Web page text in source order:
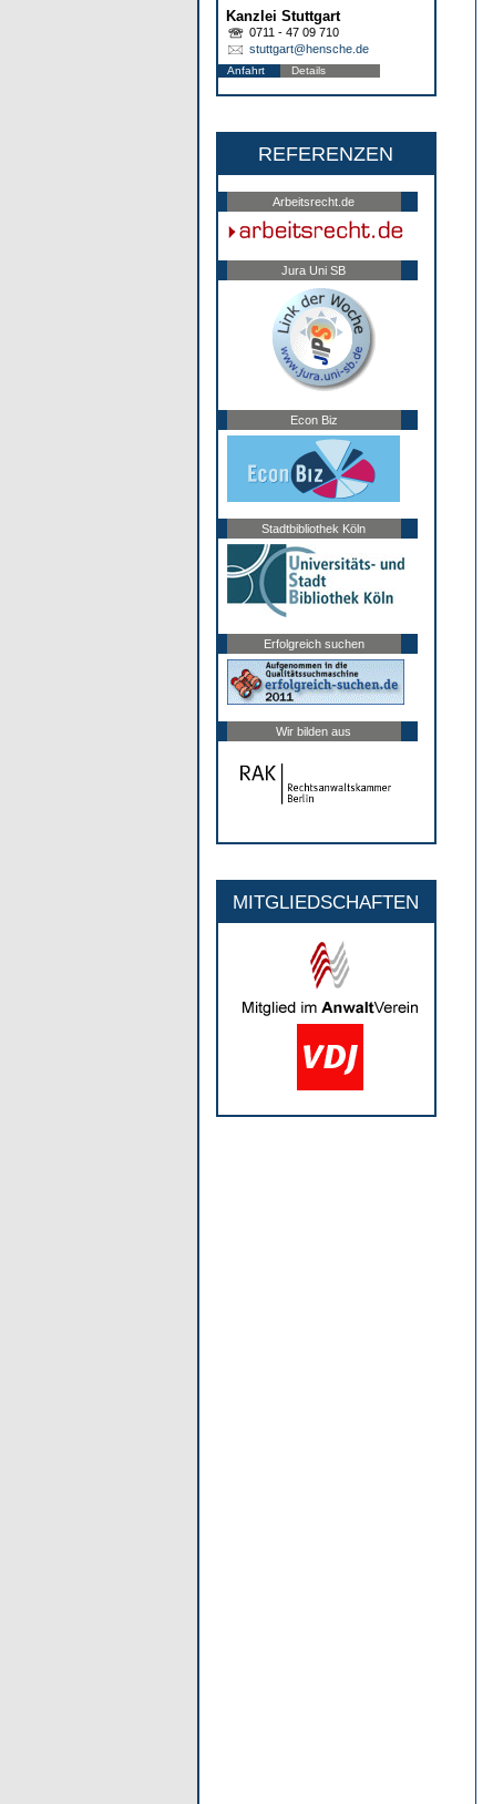
Kanzlei Stuttgart
0711 - 47 09 710
stuttgart@hensche.de
Anfahrt Details
REFERENZEN
Arbeitsrecht.de
Jura Uni SB
Econ Biz
Stadtbibliothek Köln
Erfolgreich suchen
Wir bilden aus
MITGLIEDSCHAFTEN